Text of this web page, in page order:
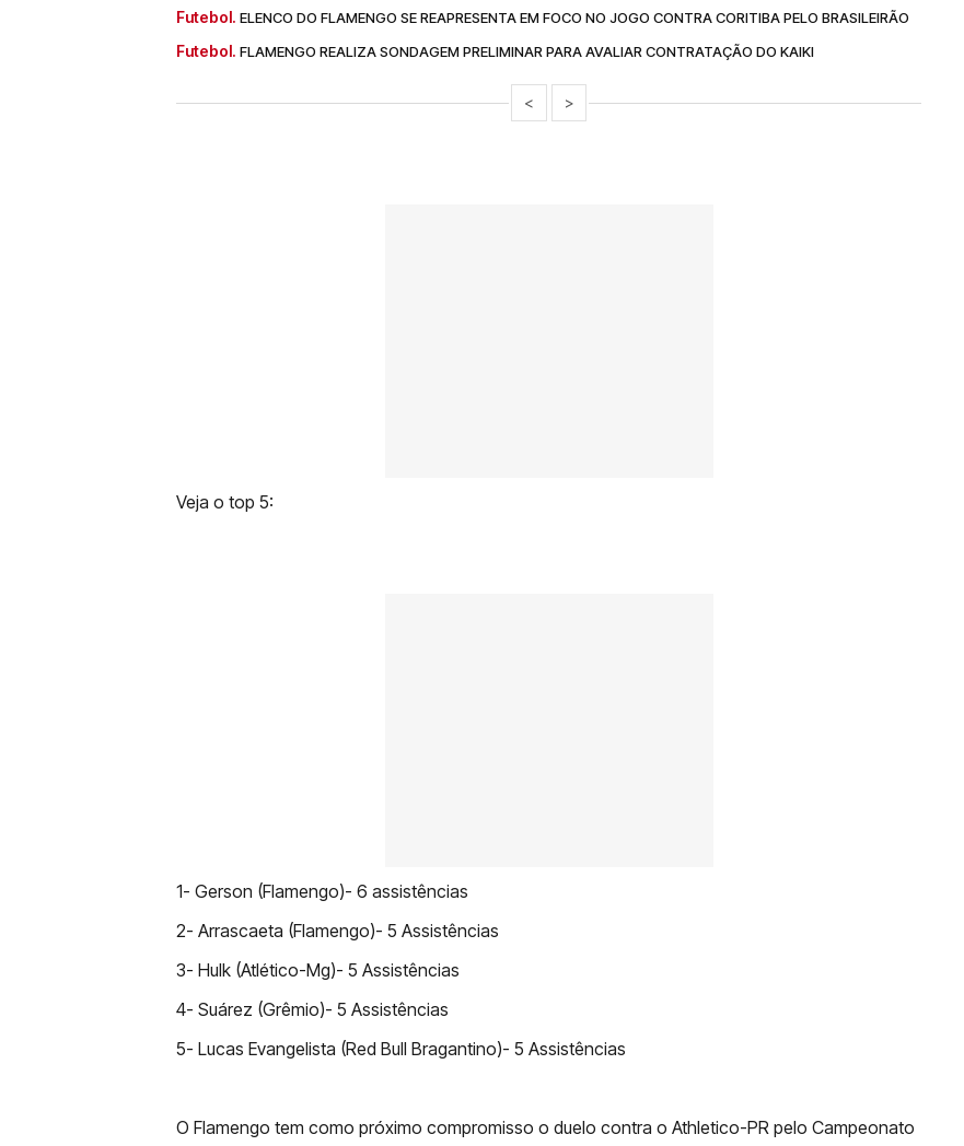
Futebol. ELENCO DO FLAMENGO SE REAPRESENTA EM FOCO NO JOGO CONTRA CORITIBA PELO BRASILEIRÃO
Futebol. FLAMENGO REALIZA SONDAGEM PRELIMINAR PARA AVALIAR CONTRATAÇÃO DO KAIKI
< >
Veja o top 5:
1- Gerson (Flamengo)- 6 assistências
2- Arrascaeta (Flamengo)- 5 Assistências
3- Hulk (Atlético-Mg)- 5 Assistências
4- Suárez (Grêmio)- 5 Assistências
5- Lucas Evangelista (Red Bull Bragantino)- 5 Assistências
O Flamengo tem como próximo compromisso o duelo contra o Athletico-PR pelo Campeonato